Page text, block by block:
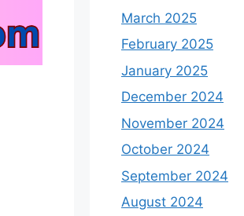
March 2025
February 2025
January 2025
December 2024
November 2024
October 2024
September 2024
August 2024